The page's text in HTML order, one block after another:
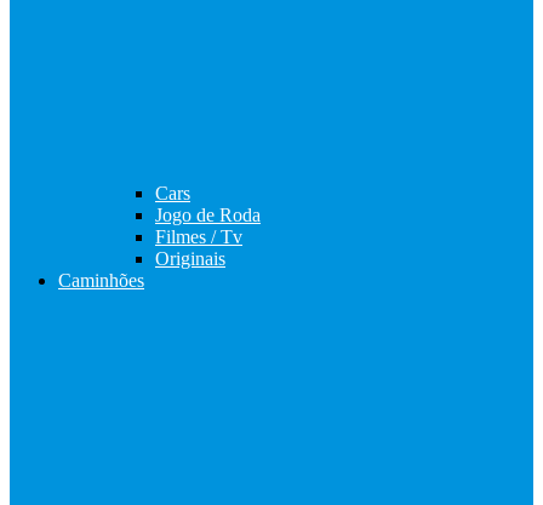
Cars
Jogo de Roda
Filmes / Tv
Originais
Caminhões